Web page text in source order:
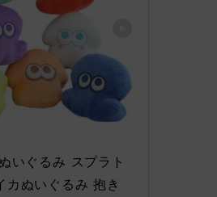
いぐるみ スプラト
カぬいぐるみ 抱き